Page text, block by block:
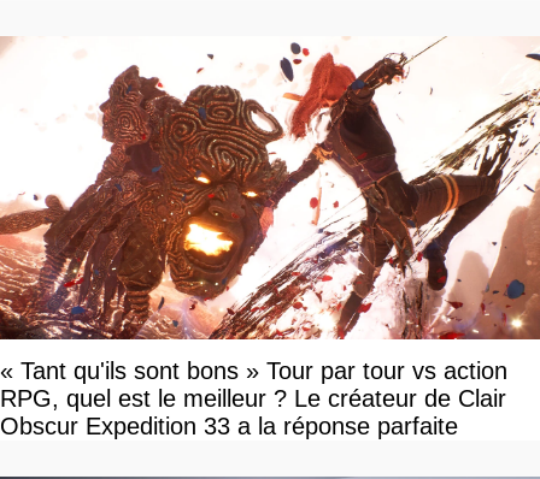
« Tant qu'ils sont bons » Tour par tour vs action
RPG, quel est le meilleur ? Le créateur de Clair
Obscur Expedition 33 a la réponse parfaite